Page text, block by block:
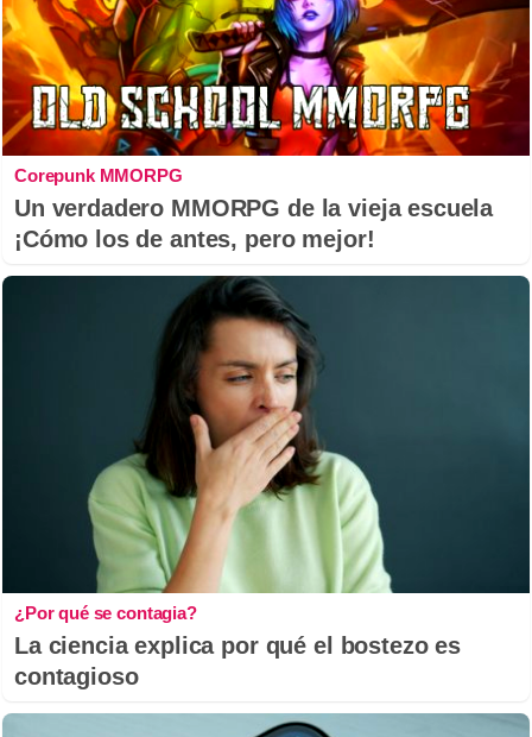
Corepunk MMORPG
Un verdadero MMORPG de la vieja escuela
¡Cómo los de antes, pero mejor!
¿Por qué se contagia?
La ciencia explica por qué el bostezo es
contagioso